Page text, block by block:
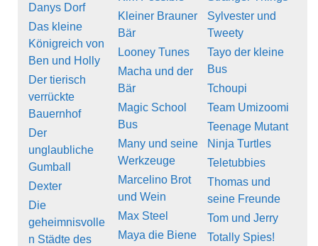
Danys Dorf
Das kleine
Königreich von
Ben und Holly
Der tierisch
verrückte
Bauernhof
Der
unglaubliche
Gumball
Dexter
Die
geheimnisvolle
n Städte des
Kleiner Brauner
Bär
Looney Tunes
Macha und der
Bär
Magic School
Bus
Many und seine
Werkzeuge
Marcelino Brot
und Wein
Max Steel
Maya die Biene
Sylvester und
Tweety
Tayo der kleine
Bus
Tchoupi
Team Umizoomi
Teenage Mutant
Ninja Turtles
Teletubbies
Thomas und
seine Freunde
Tom und Jerry
Totally Spies!